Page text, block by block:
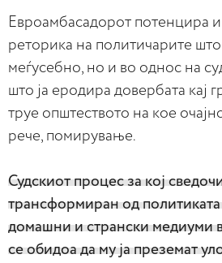
Евроамбасадорот потенцира и
реторика на политичарите што
меѓусебно, но и во однос на
што ја еродира довербата кај
труе општеството на кое
рече, помирување.
Судскиот процес за кој
трансформиран од
домашни и странски медиуми
се обидоа да му ја преземат